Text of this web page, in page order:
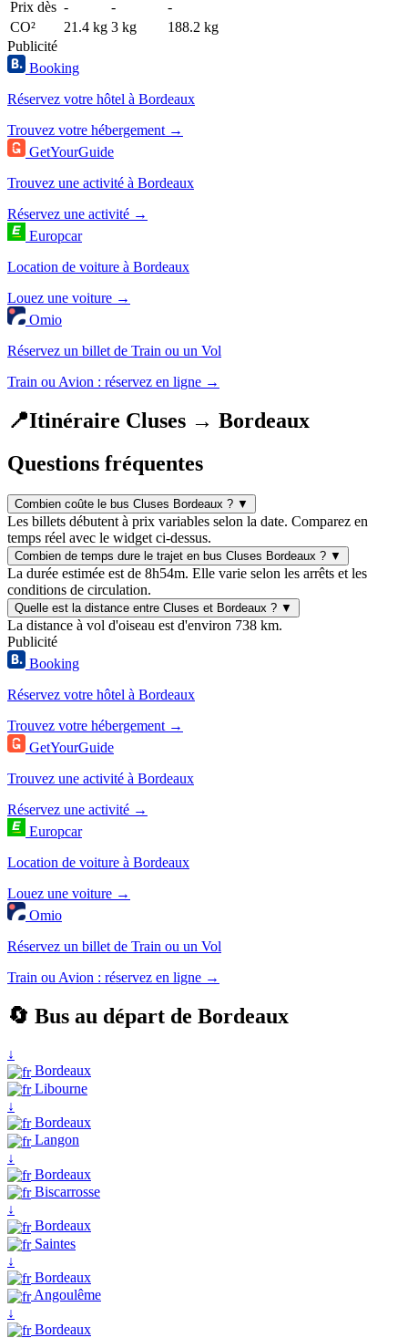
Prix dès - -
-
CO²
21.4 kg 3 kg
188.2 kg
Publicité
Booking
Réservez votre hôtel à Bordeaux
Trouvez votre hébergement →
GetYourGuide
Trouvez une activité à Bordeaux
Réservez une activité →
Europcar
Location de voiture à Bordeaux
Louez une voiture →
Omio
Réservez un billet de Train ou un Vol
Train ou Avion : réservez en ligne →
📍Itinéraire Cluses → Bordeaux
Questions fréquentes
Combien coûte le bus Cluses Bordeaux ? ▼
Les billets débutent à prix variables selon la date. Comparez en
temps réel avec le widget ci-dessus.
Combien de temps dure le trajet en bus Cluses Bordeaux ? ▼
La durée estimée est de 8h54m. Elle varie selon les arrêts et les
conditions de circulation.
Quelle est la distance entre Cluses et Bordeaux ? ▼
La distance à vol d'oiseau est d'environ 738 km.
Publicité
Booking
Réservez votre hôtel à Bordeaux
Trouvez votre hébergement →
GetYourGuide
Trouvez une activité à Bordeaux
Réservez une activité →
Europcar
Location de voiture à Bordeaux
Louez une voiture →
Omio
Réservez un billet de Train ou un Vol
Train ou Avion : réservez en ligne →
🔄 Bus au départ de Bordeaux
↓
Bordeaux
Libourne
↓
Bordeaux
Langon
↓
Bordeaux
Biscarrosse
↓
Bordeaux
Saintes
↓
Bordeaux
Angoulême
↓
Bordeaux